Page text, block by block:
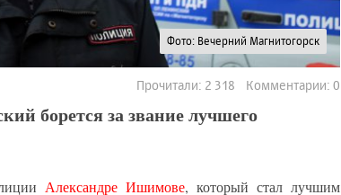
Фото: Вечерний Магнитогорск
Прочитали: 2 318 Комментарии: 0
борется за звание лучшего
Александре Ишимове, который стал лучшим